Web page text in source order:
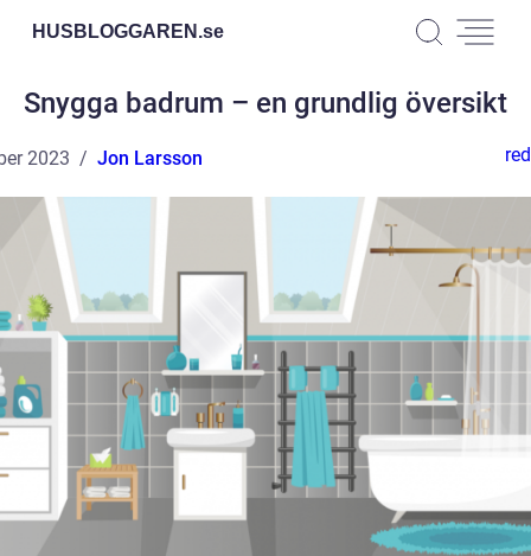
HUSBLOGGAREN.se
Snygga badrum – en grundlig översikt
2023 Jon Larsson